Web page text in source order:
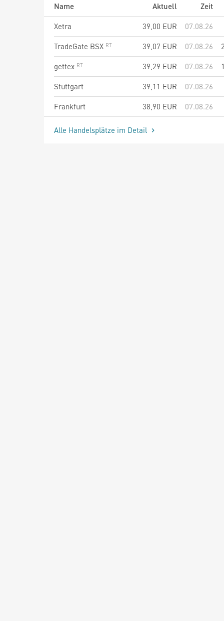
Name Aktuell
Zeit
Xetra
39,00 EUR
07.08.26
TradeGate BSX
39,07 EUR 07.08.26
gettex
39,29 EUR 07.08.26
Stuttgart
39,11 EUR
07.08.26
Frankfurt
38,90 EUR 07.08.26
Alle Handelsplätze im Detail